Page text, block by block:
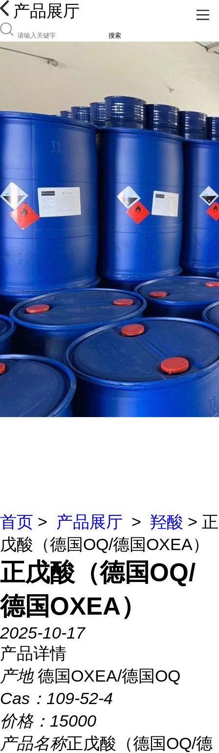
产品展厅
搜索
首页 > 产品展厅 > 羟酸 > 正
戊酸（德国OQ/德国OXEA）
正戊酸（德国OQ/
德国OXEA）
2025-10-17
产品详情
产地 德国OXEA/德国OQ
Cas： 109-52-4
价格： 15000
产品名称正戊酸（德国OQ/德